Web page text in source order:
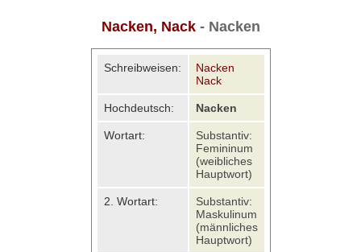
Nacken, Nack- Nacken
Schreibweisen:
Nacken
Nack
Hochdeutsch: Nacken
Wortart:
Substantiv:
Femininum
(weibliches
Hauptwort)
2. Wortart:
Substantiv:
Maskulinum
(männliches
Hauptwort)